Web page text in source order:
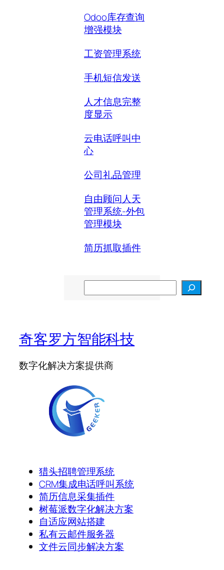
Odoo库存查询
增强模块
工资管理系统
手机短信发送
人才信息完整
度显示
云电话呼叫中
心
公司礼品管理
自由顾问人天
管理系统-外包
管理模块
简历抓取插件
e
c
h
奇客罗方智能科技
数字化解决方案提供商
猎头招聘管理系统
CRM集成电话呼叫系统
简历信息采集插件
树莓派数字化解决方案
自适应网站搭建
私有云邮件服务器
文件云同步解决方案